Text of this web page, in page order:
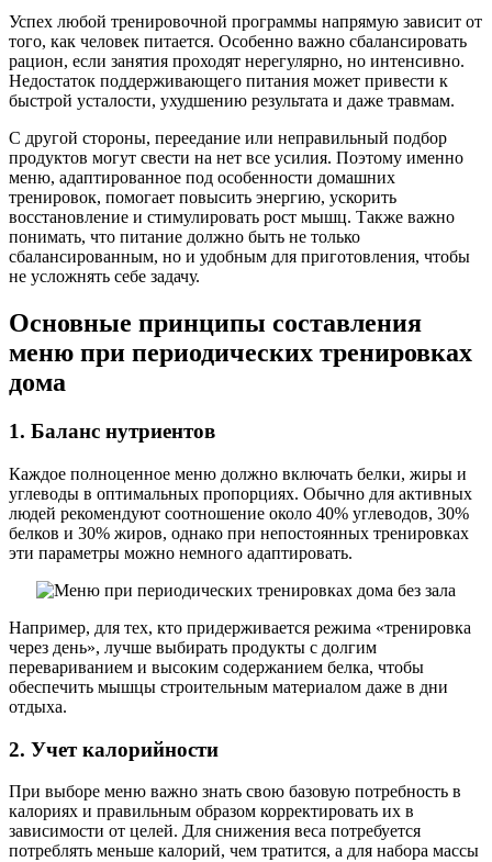
Успех любой тренировочной программы напрямую зависит от
того, как человек питается. Особенно важно сбалансировать
рацион, если занятия проходят нерегулярно, но интенсивно.
Недостаток поддерживающего питания может привести к
быстрой усталости, ухудшению результата и даже травмам.
С другой стороны, переедание или неправильный подбор
продуктов могут свести на нет все усилия. Поэтому именно
меню, адаптированное под особенности домашних
тренировок, помогает повысить энергию, ускорить
восстановление и стимулировать рост мышц. Также важно
понимать, что питание должно быть не только
сбалансированным, но и удобным для приготовления, чтобы
не усложнять себе задачу.
Основные принципы составления
меню при периодических тренировках
дома
1. Баланс нутриентов
Каждое полноценное меню должно включать белки, жиры и
углеводы в оптимальных пропорциях. Обычно для активных
людей рекомендуют соотношение около 40% углеводов, 30%
белков и 30% жиров, однако при непостоянных тренировках
эти параметры можно немного адаптировать.
Например, для тех, кто придерживается режима «тренировка
через день», лучше выбирать продукты с долгим
перевариванием и высоким содержанием белка, чтобы
обеспечить мышцы строительным материалом даже в дни
отдыха.
2. Учет калорийности
При выборе меню важно знать свою базовую потребность в
калориях и правильным образом корректировать их в
зависимости от целей. Для снижения веса потребуется
потреблять меньше калорий, чем тратится, а для набора массы